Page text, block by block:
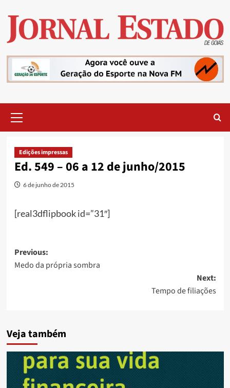
content
Menu
Edições impressas
Ed. 549 – 06 a 12 de junho/2015
6 de junho de 2015
[real3dflipbook id=”31″]
Post
navigation
Previous:
Medo da própria sombra
Next:
Tempo de filiações
Veja também